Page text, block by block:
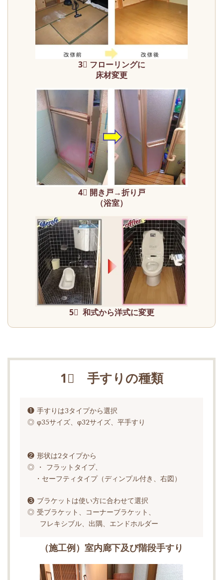
3⃣ フローリングに
床材変更
4⃣ 開き戸→折り戸
（浴室）
5⃣ 和式から洋式に変更
1⃣ 手すりの種類
❶ 手すりは3タイプから選択
◎ φ35サイズ、φ32サイズ、平手すり
❷ 形状は2タイプから
◎ ・ フラットタイプ、
・セーフティタイプ（ディンプル付き、右図）
❸ ブラケットは使い方に合わせて選択
◎ 受ブラケット、コーナーブラケット、
フレキシブル、出隅、エンドホルダー
（施工例）室内廊下及び階段手すり